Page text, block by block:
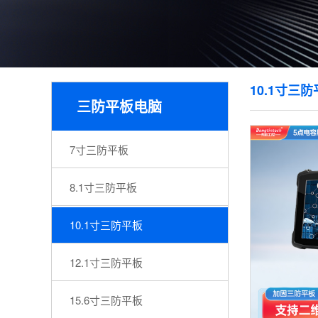
三防平板电脑
7寸三防平板
8.1寸三防平板
10.1寸三防平板
12.1寸三防平板
15.6寸三防平板
10.1寸三防